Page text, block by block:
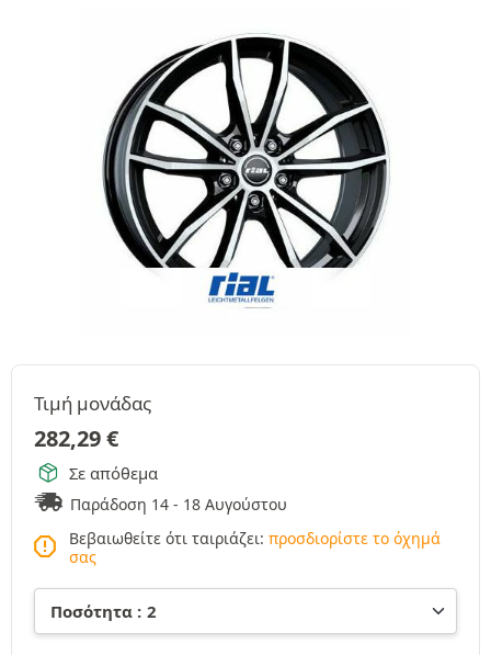
Τιμή μονάδας
282,29€
Σε απόθεμα
Παράδοση 14 - 18 Αυγούστου
Βεβαιωθείτε ότι ταιριάζει: προσδιορίστε το όχημά
σας